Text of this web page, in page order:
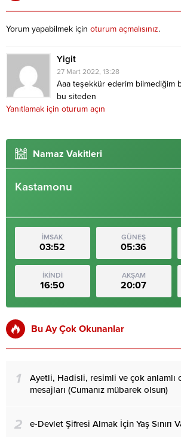
Yorum yapabilmek için oturum açmalısınız.
Yigit
27 Mart 2022, 13:28
Aaa teşekkür ederim bilmediğim
bu siteden
Yanıtlamak için oturum açın
Namaz Vakitleri
Kastamonu
İMSAK
03:52
GÜNEŞ
05:36
İKİNDİ
16:50
AKŞAM
20:07
Bu Ay Çok Okunanlar
1
Ayetli, Hadisli, resimli ve çok anlamlı
mesajları (Cumanız mübarek olsun)
2 e-Devlet Şifresi Almak İçin Yaş Sınırı